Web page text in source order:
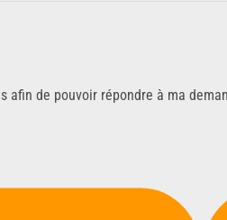
de pouvoir répondre à ma